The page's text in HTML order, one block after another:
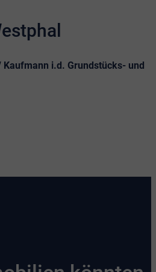
i.d. Grundstücks- und